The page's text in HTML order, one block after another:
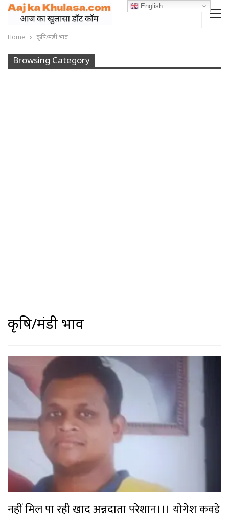
Home कृषि/मंडी भाव
Browsing Category
कृषि/मंडी भाव
नहीं मिल पा रही खाद अन्नदाता परेशान।।। योगेश कवडे
English